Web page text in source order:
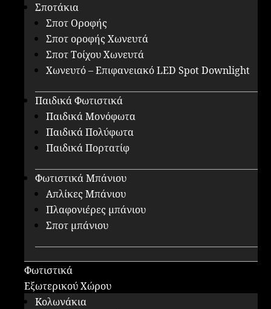
Σποτάκια
Σποτ Οροφής
Σποτ οροφής Χωνευτά
Σποτ Τοίχου Χωνευτά
Χωνευτό – Επιφανειακό LED Spot Downlight
Παιδικά Φωτιστικά
Παιδικά Μονόφωτα
Παιδικά Πολύφωτα
Παιδικά Πορτατίφ
Φωτιστικά Μπάνιου
Απλίκες Μπάνιου
Πλαφονιέρες μπάνιου
Σποτ μπάνιου
Φωτιστικά
Εξωτερικού Χώρου
Κολωνάκια